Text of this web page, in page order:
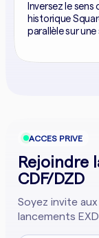
Inversez le
historique
parallèle sur
ACCES PRIVE
Rejoindre
CDF/DZD
Soyez invite
lancements